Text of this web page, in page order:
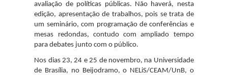
avaliação de políticas públicas. Não haverá, nesta
edição, apresentação de trabalhos, pois se trata de
um seminário, com programação de conferências e
mesas redondas, contudo com ampliado tempo
para debates junto com o público.
Nos dias 23, 24 e 25 de novembro, na Universidade
de Brasília, no Beijodramo, o NELiS/CEAM/UnB, o